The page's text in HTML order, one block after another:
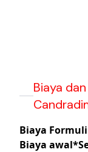
Biaya
Biaya
Biaya